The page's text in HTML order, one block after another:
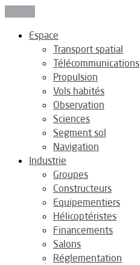
Espace
Transport spatial
Télécommunications
Propulsion
Vols habités
Observation
Sciences
Segment sol
Navigation
Industrie
Groupes
Constructeurs
Equipementiers
Hélicoptéristes
Financements
Salons
Réglementation